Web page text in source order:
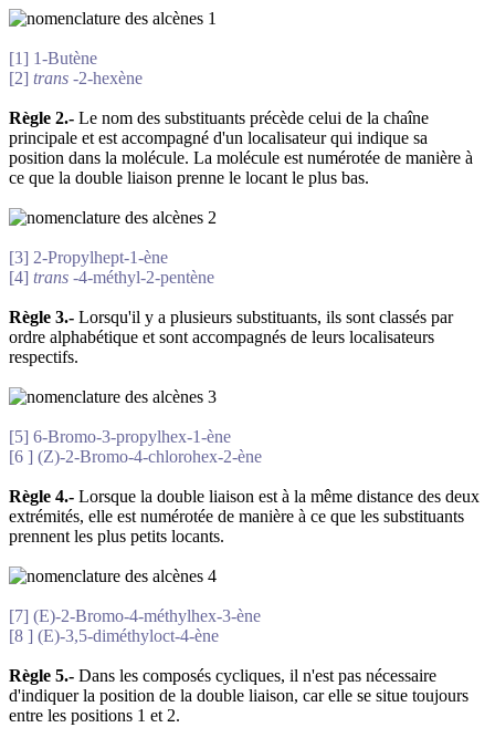
[1] 1-Butène
[2] trans -2-hexène
Règle 2.- Le nom des substituants précède celui de la chaîne
principale et est accompagné d'un localisateur qui indique sa
position dans la molécule. La molécule est numérotée de manière à
ce que la double liaison prenne le locant le plus bas.
[3] 2-Propylhept-1-ène
[4] trans -4-méthyl-2-pentène
Règle 3.- Lorsqu'il y a plusieurs substituants, ils sont classés par
ordre alphabétique et sont accompagnés de leurs localisateurs
respectifs.
[5] 6-Bromo-3-propylhex-1-ène
[6 ] (Z)-2-Bromo-4-chlorohex-2-ène
Règle 4.- Lorsque la double liaison est à la même distance des deux
extrémités, elle est numérotée de manière à ce que les substituants
prennent les plus petits locants.
[7] (E)-2-Bromo-4-méthylhex-3-ène
[8 ] (E)-3,5-diméthyloct-4-ène
Règle 5.- Dans les composés cycliques, il n'est pas nécessaire
d'indiquer la position de la double liaison, car elle se situe toujours
entre les positions 1 et 2.